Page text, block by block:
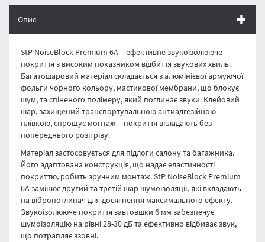
Опис
StP NoiseBlock Premium 6A – ефективне звукоізолююче
покриття з високим показником відбиття звукових хвиль.
Багатошаровий матеріал складається з алюмінієвої армуючої
фольги чорного кольору, мастикової мембрани, що блокує
шум, та спіненого полімеру, який поглинає звуки. Клейовий
шар, захищений транспортувальною антиадгезійною
плівкою, спрощує монтаж – покриття вкладають без
попереднього розігріву.
Матеріал застосовується для підлоги салону та багажника.
Його адаптована конструкція, що надає еластичності
покриттю, робить зручним монтаж. StP NoiseBlock Premium
6A замінює другий та третій шар шумоізоляції, які вкладають
на вібропоглинач для досягнення максимального ефекту.
Звукоізолююче покриття завтовшки 6 мм забезпечує
шумоізоляцію на рівні 28-30 дБ та ефективно відбиває звук,
що потрапляє ззовні.